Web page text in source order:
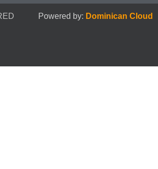
Powered by: Dominican Cloud